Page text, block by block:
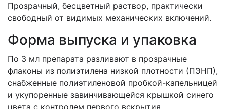
Прозрачный, бесцветный раствор, практически
свободный от видимых механических включений.
Форма выпуска и упаковка
По 3 мл препарата разливают в прозрачные
флаконы из полиэтилена низкой плотности (ПЭНП),
снабженные полиэтиленовой пробкой-капельницей
и укупоренные завинчивающейся крышкой синего
цвета с контролем первого вскрытия.